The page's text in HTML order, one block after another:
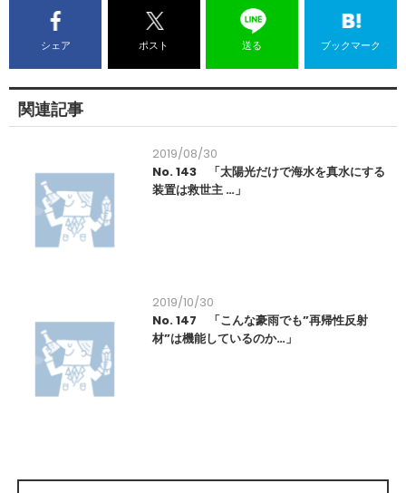
シェア ポスト 送る ブックマーク
関連記事
2019/08/30
No. 143 「太陽光だけで海水を真水にする
装置は救世主 …」
2019/10/30
No. 147 「こんな豪雨でも”再帰性反射
材”は機能しているのか…」